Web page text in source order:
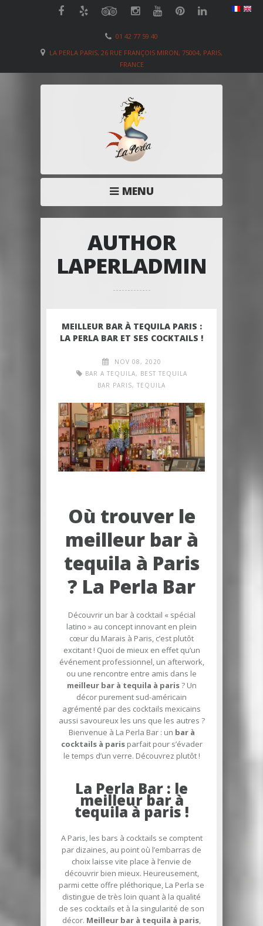
01 42 77 59 40
LA PERLA PARIS, 26 RUE FRANÇOIS MIRON, 75004, PARIS,
FRANCE
MENU
AUTHOR
LAPERLADMIN
MEILLEUR BAR À TEQUILA PARIS :
LA PERLA BAR ET SES COCKTAILS !
NOV 08, 2020
BAR A TEQUILA, BEST TEQUILA
BAR PARIS, TEQUILA
Où trouver le
meilleur bar à
tequila à Paris
? La Perla Bar
Découvrir un bar à cocktail « spécial
latino » au concept innovant en plein
cœur du Marais à Paris, c’est plutôt
excitant ! Quoi de mieux en effet qu’un
événement professionnel, un afterwork,
ou une rencontre entre amis dans le
meilleur bar à tequila à paris? Un
décor purement sud-américain
agrémenté par des cocktails mexicains
aussi savoureux les uns que les autres ?
Bienvenue à La Perla Bar : un bar à
cocktails à parisparfait pour s’évader
le temps d’un verre. Découvrez plutôt !
La Perla Bar : le
meilleur bar à
tequila à paris !
A Paris, les bars à cocktails se comptent
par dizaines, au point où l’embarras de
choix laisse vite place à l’envie de
découvrir bien mieux. Heureusement,
parmi cette offre pléthorique, La Perla se
distingue de très loin quant à la qualité
de ses cocktails et à la singularité de son
décor. Meilleur bar à tequila à paris,